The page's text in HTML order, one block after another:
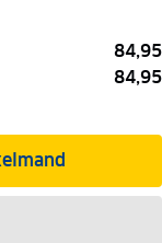
84,95
84,95